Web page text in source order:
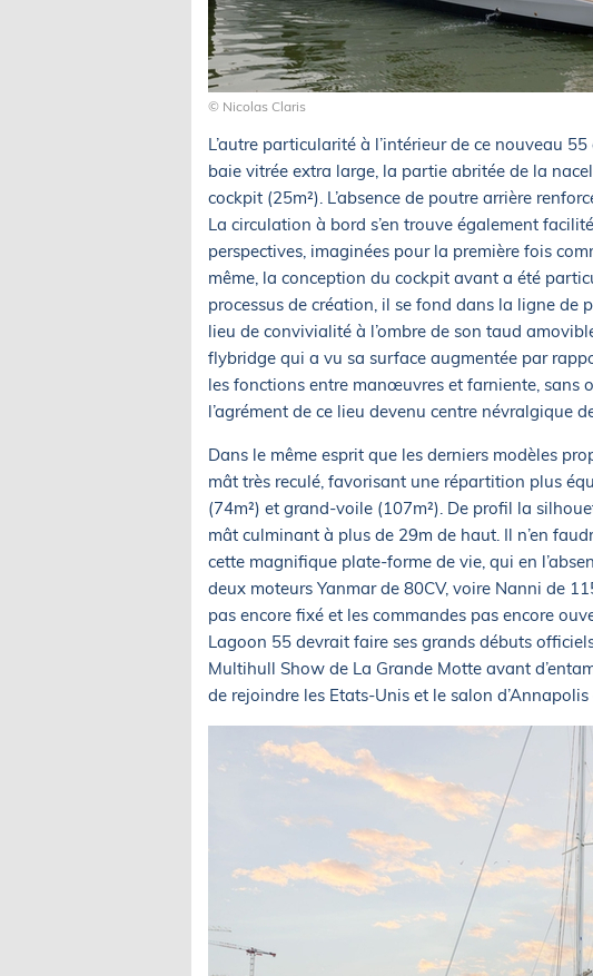
© Nicolas Claris
L’autre particularité à l’intérieur de ce nouveau 55
baie vitrée extra large, la partie abritée de la
cockpit (25m²). L’absence de poutre arrière
La circulation à bord s’en trouve également
perspectives, imaginées pour la première fois
même, la conception du cockpit avant a été
processus de création, il se fond dans la ligne de
lieu de convivialité à l’ombre de son taud
flybridge qui a vu sa surface augmentée par
les fonctions entre manœuvres et farniente, sans
l’agrément de ce lieu devenu centre névralgique
Dans le même esprit que les derniers modèles
mât très reculé, favorisant une répartition plus
(74m²) et grand-voile (107m²). De profil la
mât culminant à plus de 29m de haut. Il n’en
cette magnifique plate-forme de vie, qui en
deux moteurs Yanmar de 80CV, voire Nanni de
pas encore fixé et les commandes pas encore
Lagoon 55 devrait faire ses grands débuts
Multihull Show de La Grande Motte avant
de rejoindre les Etats-Unis et le salon d’Annapolis